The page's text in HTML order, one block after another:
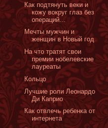
Как подтянуть веки и
кожу вокруг глаз без
операций...
Мечты мужчин и
женщин в Новый год
На что тратят свои
премии нобелевские
лауреаты
Кольцо
Лучшие роли Леонардо
Ди Каприо
Как отвлечь ребенка от
интернета